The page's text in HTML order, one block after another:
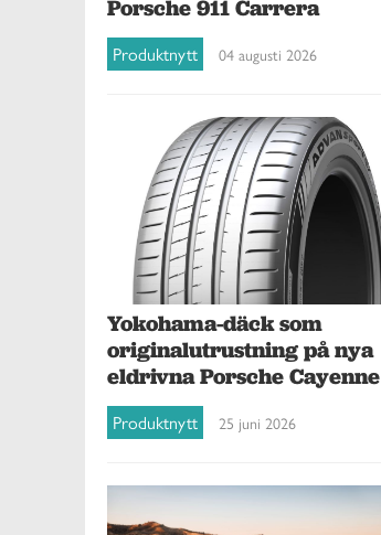
Porsche 911 Carrera
Produktnytt 04 augusti 2026
Yokohama-däck som
originalutrustning på nya
eldrivna Porsche Cayenne
Produktnytt 25 juni 2026